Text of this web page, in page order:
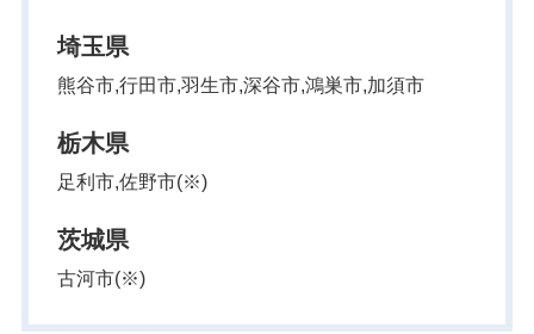
埼玉県
熊谷市,行田市,羽生市,深谷市,鴻巣市,加須市
栃木県
足利市,佐野市(※)
茨城県
古河市(※)